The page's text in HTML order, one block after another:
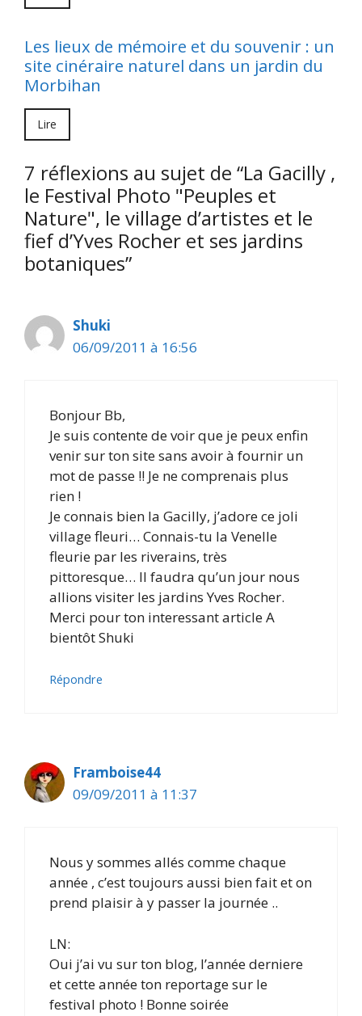
Les lieux de mémoire et du souvenir : un
site cinéraire naturel dans un jardin du
Morbihan
Lire
7 réflexions au sujet de “La Gacilly ,
le Festival Photo "Peuples et
Nature", le village d’artistes et le
fief d’Yves Rocher et ses jardins
botaniques”
Shuki
06/09/2011 à 16:56
Bonjour Bb,
Je suis contente de voir que je peux enfin
venir sur ton site sans avoir à fournir un
mot de passe !! Je ne comprenais plus
rien !
Je connais bien la Gacilly, j’adore ce joli
village fleuri… Connais-tu la Venelle
fleurie par les riverains, très
pittoresque… Il faudra qu’un jour nous
allions visiter les jardins Yves Rocher.
Merci pour ton interessant article A
bientôt Shuki
Répondre
Framboise44
09/09/2011 à 11:37
Nous y sommes allés comme chaque
année , c’est toujours aussi bien fait et on
prend plaisir à y passer la journée ..
LN:
Oui j’ai vu sur ton blog, l’année derniere
et cette année ton reportage sur le
festival photo ! Bonne soirée